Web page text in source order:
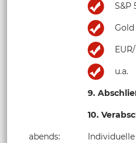
S&P
Gold
u.a.
9.
10.
abends: